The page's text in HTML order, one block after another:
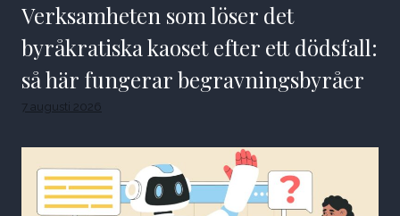
Verksamheten som löser det
byråkratiska kaoset efter ett dödsfall:
så här fungerar begravningsbyråer
7 augusti 2026